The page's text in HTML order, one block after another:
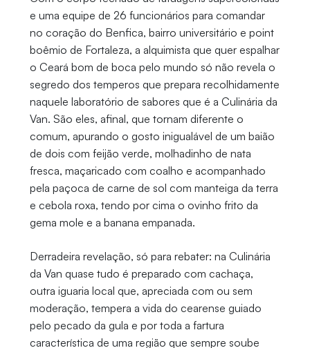
e uma equipe de 26 funcionários para comandar
no coração do Benfica, bairro universitário e point
boêmio de Fortaleza, a alquimista que quer espalhar
o Ceará bom de boca pelo mundo só não revela o
segredo dos temperos que prepara recolhidamente
naquele laboratório de sabores que é a Culinária da
Van. São eles, afinal, que tornam diferente o
comum, apurando o gosto inigualável de um baião
de dois com feijão verde, molhadinho de nata
fresca, maçaricado com coalho e acompanhado
pela paçoca de carne de sol com manteiga da terra
e cebola roxa, tendo por cima o ovinho frito da
gema mole e a banana empanada.
Derradeira revelação, só para rebater: na Culinária
da Van quase tudo é preparado com cachaça,
outra iguaria local que, apreciada com ou sem
moderação, tempera a vida do cearense guiado
pelo pecado da gula e por toda a fartura
característica de uma região que sempre soube